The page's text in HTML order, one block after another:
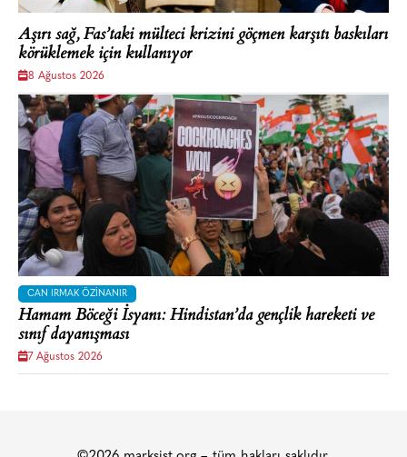
Aşırı sağ, Fas’taki mülteci krizini göçmen karşıtı baskıları
körüklemek için kullanıyor
8 Ağustos 2026
CAN IRMAK ÖZINANIR
Hamam Böceği İsyanı: Hindistan’da gençlik hareketi ve
sınıf dayanışması
7 Ağustos 2026